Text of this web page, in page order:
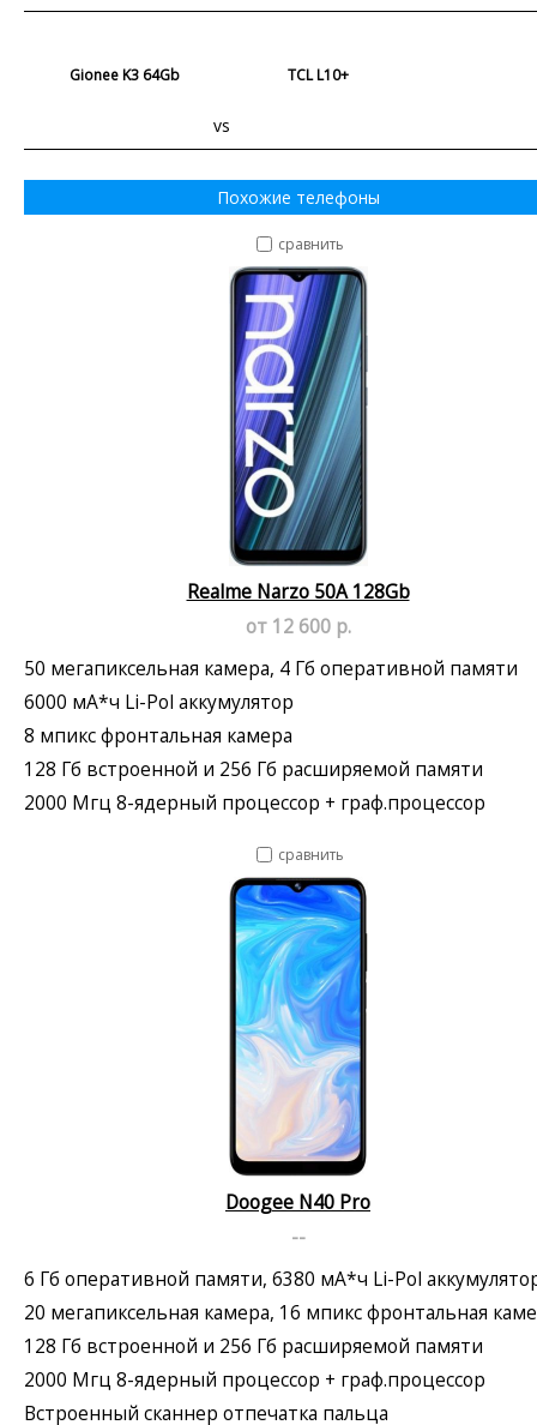
Gionee K3 64Gb
vs
TCL L10+
Похожие телефоны
сравнить
Realme Narzo 50A 128Gb
от 12 600 р.
50 мегапиксельная камера, 4 Гб оперативной памяти
6000 мА*ч Li-Pol аккумулятор
8 мпикс фронтальная камера
128 Гб встроенной и 256 Гб расширяемой памяти
2000 Мгц 8-ядерный процессор + граф.процессор
сравнить
Doogee N40 Pro
--
6 Гб оперативной памяти, 6380 мА*ч Li-Pol
20 мегапиксельная камера, 16 мпикс фронтальная
128 Гб встроенной и 256 Гб расширяемой памяти
2000 Мгц 8-ядерный процессор + граф.процессор
Встроенный сканнер отпечатка пальца